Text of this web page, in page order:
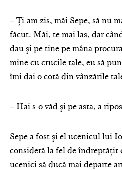
‒ Ţi-am zis, măi Sepe, să nu
făcut. Măi, te mai las, dar
dau şi pe tine pe mâna
mine cu crucile tale, eu să pun
îmi dai o cotă din vânzările
‒ Hai s-o văd şi pe asta, a
Sepe a fost şi el ucenicul lui
consideră la fel de
ucenici să ducă mai departe